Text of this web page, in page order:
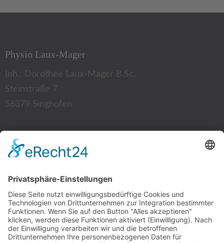
Physio Laux-Mager
Inh.: Dorothée Laux-Mager B.Sc.
Steinstraße 7
56379 Singhofen
Kontakt:
Fax: 02604 94 35 52
E-Mail:info@physio-laux-mager.de